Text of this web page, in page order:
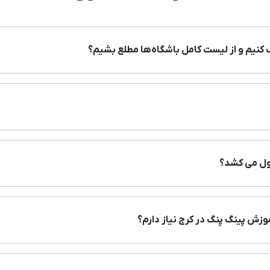
بلد باشید می‌توانید به صورت ساعتی میز پینگ کرایه کنید و با همراه
در شهرهای کوچک‌تر به مراتب کمتر است. شهریه کلاس پینگ پنگ نیز در شهرهای
و رزومه مربیان در تعیین هزینه کلاس تنیس روی میز نقش دارد. به
آموزشگاه‌ها و باشگاه‌های مختلف شهرتان را با یکدیگر مقایسه کنید. شما
و امکانات مجموعه را ببینید و در انتها با توجه به شرایط خود بهترین
پنگ را برای شما تسهیل میکند.
و از لیست کامل باشگاه‌ها مطلع بشیم؟
می کشد؟
پینگ پنگ در کرج نیاز دارم؟